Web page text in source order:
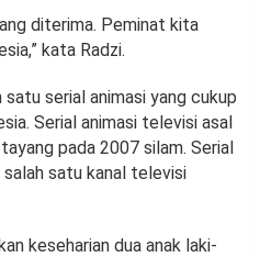
diterima. Peminat kita
kata Radzi.
satu serial animasi yang cukup
Serial animasi televisi asal
pada 2007 silam. Serial
satu kanal televisi
keseharian dua anak laki-